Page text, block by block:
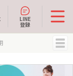
LINE
登録